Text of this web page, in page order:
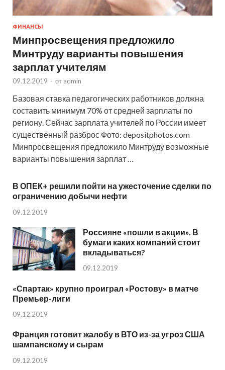
ФИНАНСЫ
Минпросвещения предложило
Минтруду варианты повышения
зарплат учителям
09.12.2019 - от admin
Базовая ставка педагогических работников должна
составить минимум 70% от средней зарплаты по
региону. Сейчас зарплата учителей по России имеет
существенный разброс Фото: depositphotos.com
Минпросвещения предложило Минтруду возможные
варианты повышения зарплат …
В ОПЕК+ решили пойти на ужесточение сделки по
ограничению добычи нефти
09.12.2019
Россияне «пошли в акции». В
бумаги каких компаний стоит
вкладываться?
09.12.2019
«Спартак» крупно проиграл «Ростову» в матче
Премьер-лиги
09.12.2019
Франция готовит жалобу в ВТО из-за угроз США
шампанскому и сырам
09.12.2019